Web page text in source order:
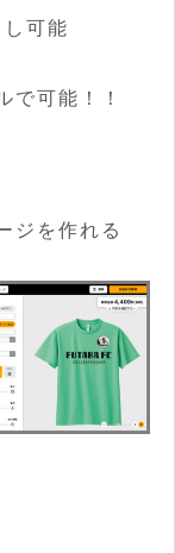
可能
で可能！！
ジを作れる